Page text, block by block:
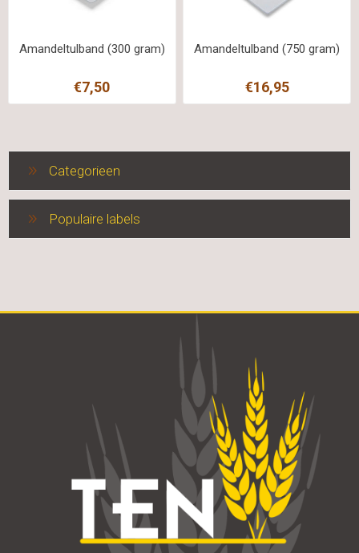
Amandeltulband (300 gram)
€7,50
Amandeltulband (750 gram)
€16,95
Categorieen
Populaire labels